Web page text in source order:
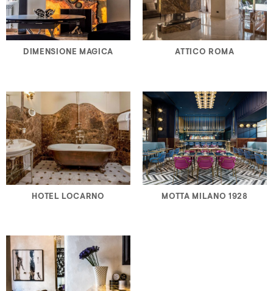
DIMENSIONE MAGICA ATTICO ROMA
HOTEL LOCARNO MOTTA MILANO 1928